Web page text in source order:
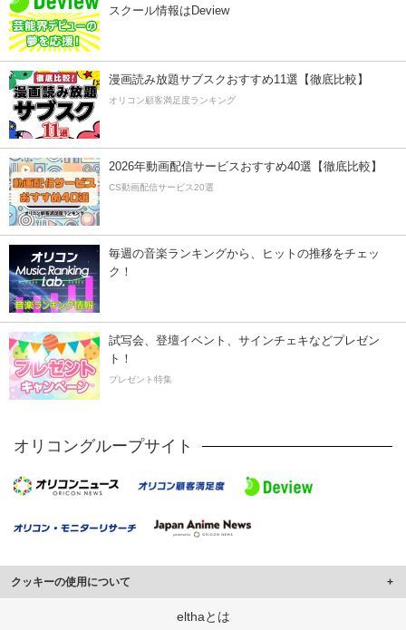
スクール情報はDeview
漫画読み放題サブスクおすすめ11選【徹底比較】
オリコン顧客満足度ランキング
2026年動画配信サービスおすすめ40選【徹底比較】
CS動画配信サービス20選
毎週の音楽ランキングから、ヒットの推移をチェッ
ク！
試写会、登壇イベント、サインチェキなどプレゼン
ト！
プレゼント特集
オリコングループサイト
クッキーの使用について
このサイトでは Cookie を使用して、ユーザーに合わせたコンテンツや広告の
elthaとは